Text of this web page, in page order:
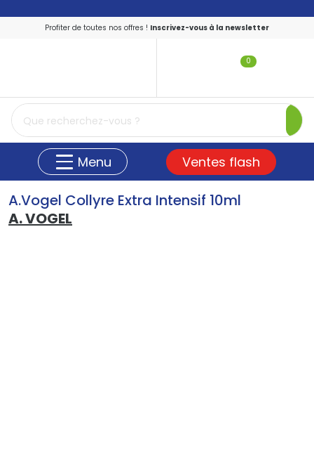
Profiter de toutes nos offres ! Inscrivez-vous à la newsletter
0
Menu Ventes flash
A.Vogel Collyre Extra Intensif 10ml
A. VOGEL